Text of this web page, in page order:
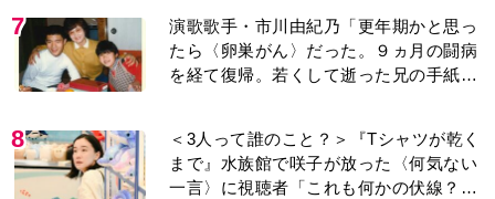
7
演歌歌手・市川由紀乃「更年期かと思っ
たら〈卵巣がん〉だった。９ヵ月の闘病
を経て復帰。若くして逝った兄の手紙を
8
＜3人って誰のこと？＞『Tシャツが乾く
まで』水族館で咲子が放った〈何気ない
一言〉に視聴者「これも何かの伏線？」